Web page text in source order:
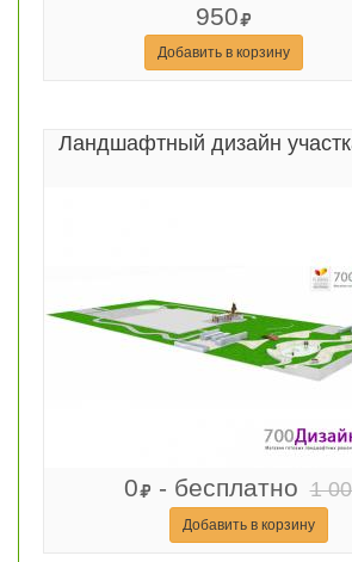
950
Добавить в корзину
Ландшафтный дизайн
0 - бесплатно 1
Добавить в корзину